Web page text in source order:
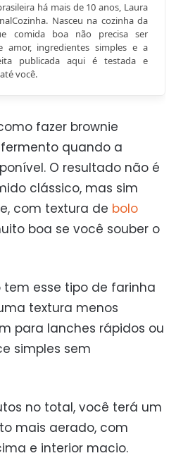
há mais de 10 anos, Laura
Nasceu na cozinha da
comida boa não precisa ser
amor, ingredientes simples e a
publicada aqui é testada e
você.
fazer brownie
quando a
O resultado não é
clássico, mas sim
com textura de bolo
boa se você souber o
tem esse tipo de farinha
textura menos
para lanches rápidos ou
simples sem
no total, você terá um
mais aerado, com
e interior macio.